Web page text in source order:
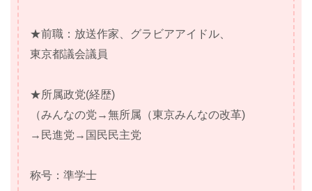
★前職：放送作家、グラビアアイドル、
東京都議会議員
★所属政党(経歴)
（みんなの党→無所属（東京みんなの改革)
→民進党→国民民主党
称号：準学士